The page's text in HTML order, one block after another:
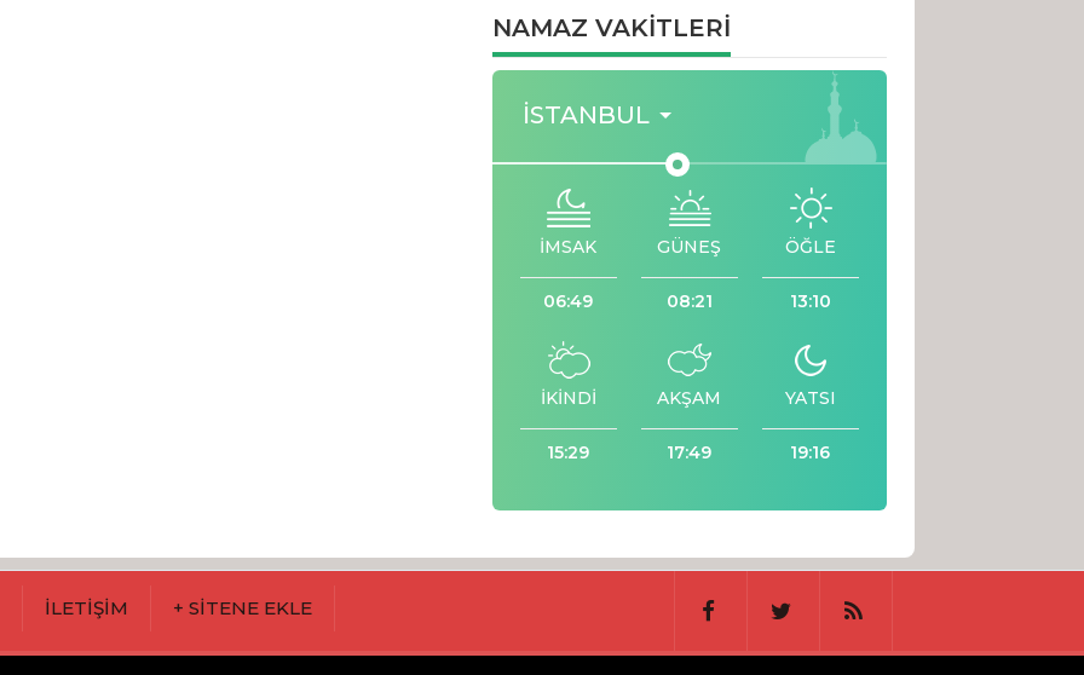
NAMAZ VAKİTLERİ
İSTANBUL
İMSAK
06:49
GÜNEŞ
08:21
ÖĞLE
13:10
İKİNDİ
15:29
AKŞAM
17:49
YATSI
19:16
İLETİŞİM + SİTENE EKLE